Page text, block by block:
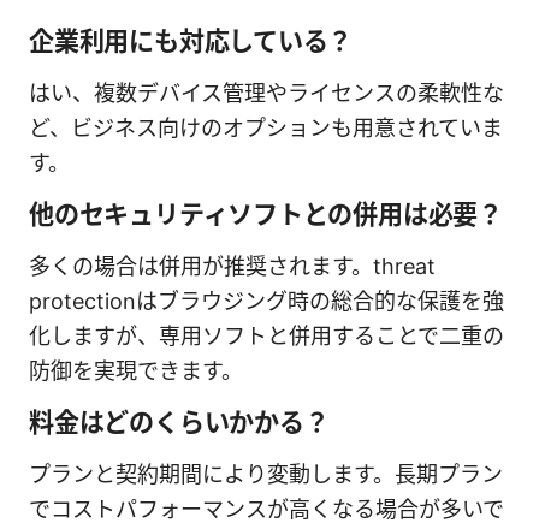
企業利用にも対応している？
はい、複数デバイス管理やライセンスの柔軟性な
ど、ビジネス向けのオプションも用意されていま
す。
他のセキュリティソフトとの併用は必要？
多くの場合は併用が推奨されます。threat
protectionはブラウジング時の総合的な保護を強
化しますが、専用ソフトと併用することで二重の
防御を実現できます。
料金はどのくらいかかる？
プランと契約期間により変動します。長期プラン
でコストパフォーマンスが高くなる場合が多いで